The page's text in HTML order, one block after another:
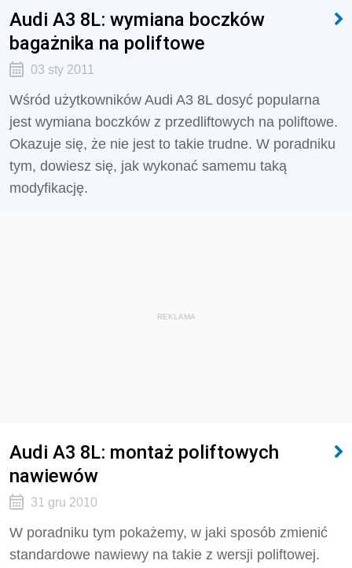
Audi A3 8L: wymiana boczków
bagażnika na poliftowe
03 sty 2011
Wśród użytkowników Audi A3 8L dosyć popularna
jest wymiana boczków z przedliftowych na poliftowe.
Okazuje się, że nie jest to takie trudne. W poradniku
tym, dowiesz się, jak wykonać samemu taką
modyfikację.
REKLAMA
Audi A3 8L: montaż poliftowych
nawiewów
31 gru 2010
W poradniku tym pokażemy, w jaki sposób zmienić
standardowe nawiewy na takie z wersji poliftowej.